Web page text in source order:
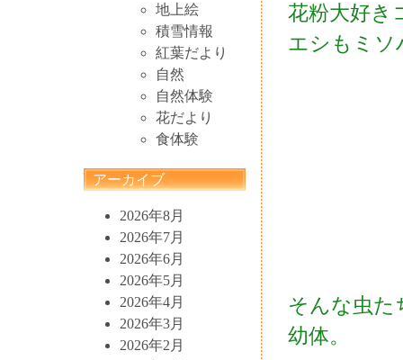
地上絵
積雪情報
紅葉だより
自然
自然体験
花だより
食体験
アーカイブ
2026年8月
2026年7月
2026年6月
2026年5月
2026年4月
2026年3月
2026年2月
花粉大好き
エシもミソ
そんな虫
幼体。